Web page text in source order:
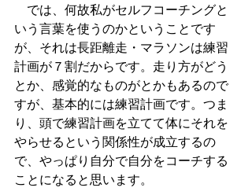
では、何故私がセルフコーチングと
いう言葉を使うのかということです
が、それは長距離走・マラソンは練習
計画が７割だからです。走り方がどう
とか、感覚的なものがとかもあるので
すが、基本的には練習計画です。つま
り、頭で練習計画を立てて体にそれを
やらせるという関係性が成立するの
で、やっぱり自分で自分をコーチする
ことになると思います。